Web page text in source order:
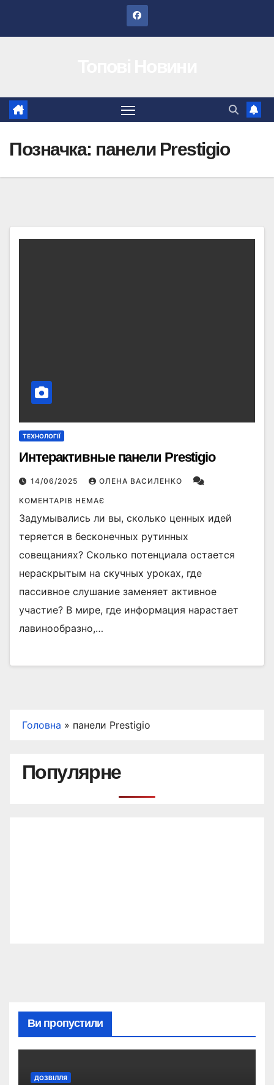
Позначка: панели Prestigio
ТЕХНОЛОГІЇ
Интерактивные панели Prestigio
14/06/2025 ОЛЕНА ВАСИЛЕНКО
КОМЕНТАРІВ НЕМАЄ
Задумывались ли вы, сколько ценных идей
теряется в бесконечных рутинных
совещаниях? Сколько потенциала остается
нераскрытым на скучных уроках, где
пассивное слушание заменяет активное
участие? В мире, где информация нарастает
лавинообразно,…
Головна » панели Prestigio
Популярне
Ви пропустили
ДОЗВІЛЛЯ